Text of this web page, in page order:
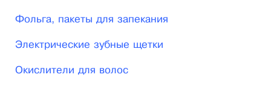
Фольга, пакеты для запекания
Электрические зубные щетки
Окислители для волос